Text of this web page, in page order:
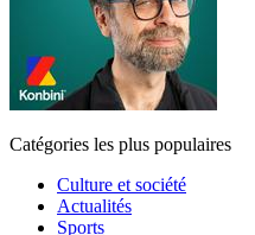
Catégories les plus populaires
Culture et société
Actualités
Sports